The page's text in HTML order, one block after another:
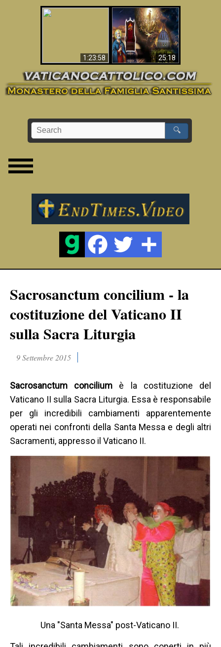
1:23:58 25:18
La Bibbia ha previsto
70 anni senza Papa?
🔍
Sacrosanctum concilium - la
costituzione del Vaticano II
sulla Sacra Liturgia
9 Settembre 2015
Sacrosanctum concilium è la costituzione del
Vaticano II sulla Sacra Liturgia. Essa è responsabile
per gli incredibili cambiamenti apparentemente
operati nei confronti della Santa Messa e degli altri
Sacramenti, appresso il Vaticano II.
Una "Santa Messa" post-Vaticano II.